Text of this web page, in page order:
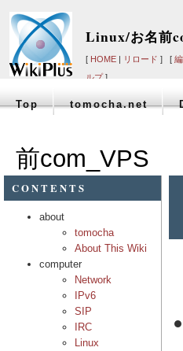
Linux/お名前
[ HOME | リロード ] [
ルプ]
Top tomocha.net
前com_VPS
CONTENTS
about
tomocha
About This Wiki
computer
Network
IPv6
SIP
IRC
Linux